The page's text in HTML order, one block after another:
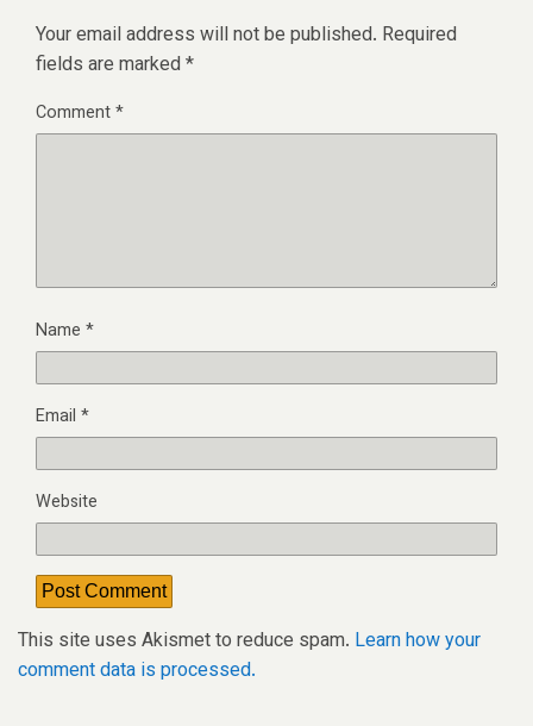
Your email address will not be published. Required
fields are marked *
Comment*
Name *
Email *
Website
This site uses Akismet to reduce spam. Learn how your
comment data is processed.